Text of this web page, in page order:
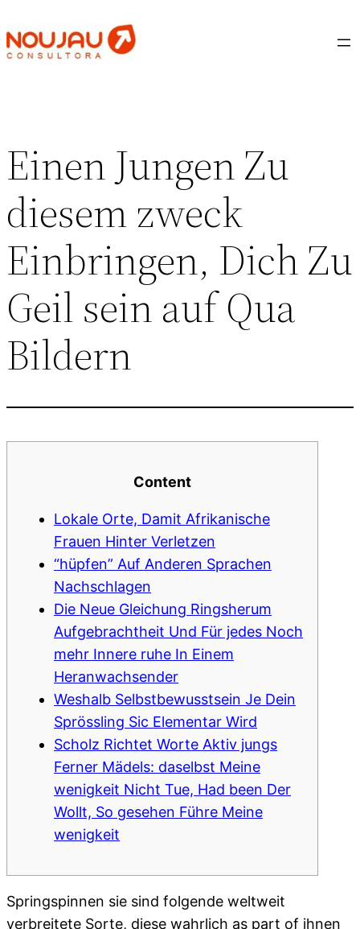
al
contenido
Einen Jungen Zu
diesem zweck
Einbringen, Dich Zu
Geil sein auf Qua
Bildern
Content
Lokale Orte, Damit Afrikanische
Frauen Hinter Verletzen
“hüpfen” Auf Anderen Sprachen
Nachschlagen
Die Neue Gleichung Ringsherum
Aufgebrachtheit Und Für jedes Noch
mehr Innere ruhe In Einem
Heranwachsender
Weshalb Selbstbewusstsein Je Dein
Sprössling Sic Elementar Wird
Scholz Richtet Worte Aktiv jungs
Ferner Mädels: daselbst Meine
wenigkeit Nicht Tue, Had been Der
Wollt, So gesehen Führe Meine
wenigkeit
Springspinnen sie sind folgende weltweit
verbreitete Sorte, diese wahrlich as part of ihnen